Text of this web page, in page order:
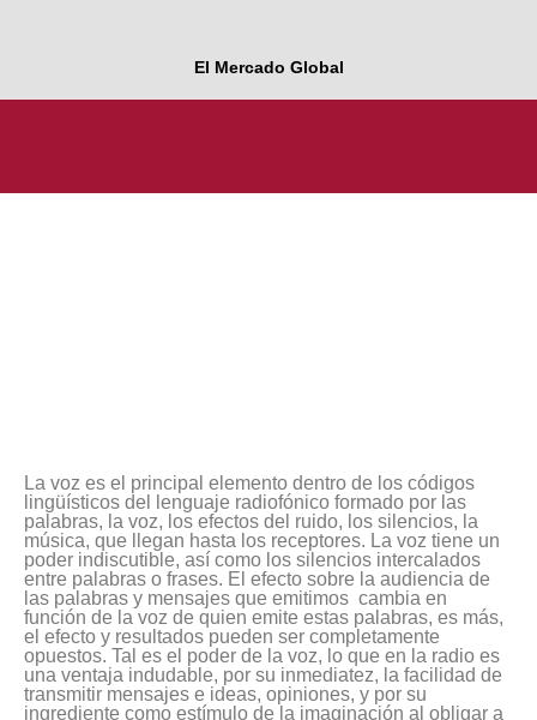
El Mercado Global
La voz es el principal elemento dentro de los códigos
lingüísticos del lenguaje radiofónico formado por las
palabras, la voz, los efectos del ruido, los silencios, la
música, que llegan hasta los receptores. La voz tiene un
poder indiscutible, así como los silencios intercalados
entre palabras o frases. El efecto sobre la audiencia de
las palabras y mensajes que emitimos cambia en
función de la voz de quien emite estas palabras, es más,
el efecto y resultados pueden ser completamente
opuestos. Tal es el poder de la voz, lo que en la radio es
una ventaja indudable, por su inmediatez, la facilidad de
transmitir mensajes e ideas, opiniones, y por su
ingrediente como estímulo de la imaginación al obligar a